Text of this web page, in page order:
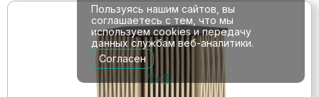
Пользуясь нашим сайтов, вы
соглашаетесь с тем, что мы
используем cookies и передачу
данных службам веб-аналитики.
Согласен